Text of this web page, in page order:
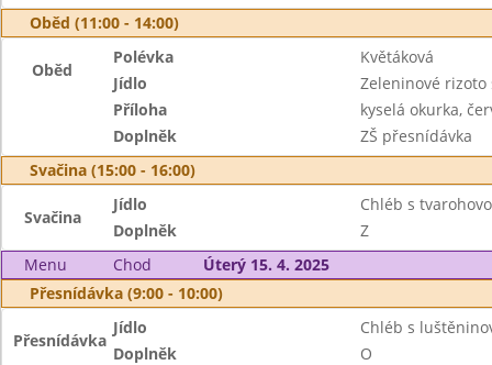
Oběd (11:00 - 14:00)
Oběd
Polévka
Květáková
Jídlo
Zeleninové rizoto
Příloha
kyselá okurka,
Doplněk
ZŠ přesnídávka
Svačina (15:00 - 16:00)
Svačina
Jídlo
Chléb s
Doplněk
Z
Menu
Chod
Úterý 15. 4. 2025
Přesnídávka (9:00 - 10:00)
Přesnídávka
Jídlo
Chléb s
Doplněk
O